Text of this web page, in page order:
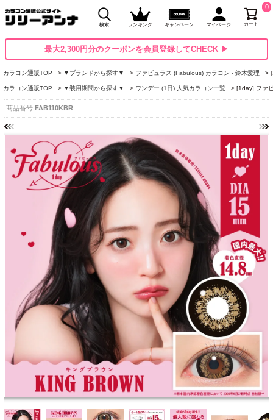
検索 ランキング キャンペーン マイページ カート
0
最大2,300円分のクーポンを会員登録してCHECK ▶
カラコン通販TOP ▼ブランドから探す▼ ファビュラス (Fabulous) カラコン - 鈴木愛理
カラコン通販TOP ▼装用期間から探す▼ ワンデー (1日) 人気カラコン一覧 [1day] ファ
商品番号 FAB110KBR